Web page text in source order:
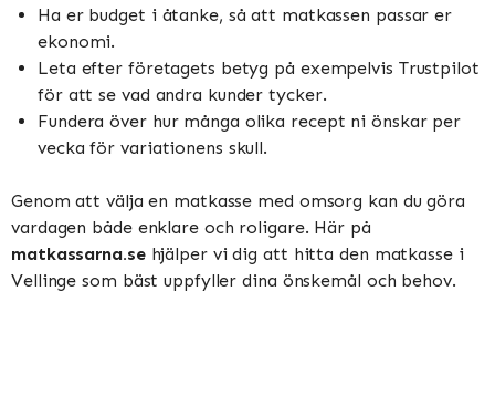
Ha er budget i åtanke, så att matkassen passar er
ekonomi.
Leta efter företagets betyg på exempelvis Trustpilot
för att se vad andra kunder tycker.
Fundera över hur många olika recept ni önskar per
vecka för variationens skull.
Genom att välja en matkasse med omsorg kan du göra
vardagen både enklare och roligare. Här på
matkassarna.sehjälper vi dig att hitta den matkasse i
Vellinge som bäst uppfyller dina önskemål och behov.